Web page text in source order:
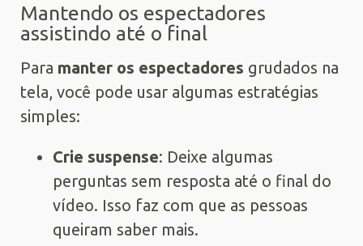
Mantendo os espectadores
assistindo até o final
Para manter os espectadores grudados na
tela, você pode usar algumas estratégias
simples:
Crie suspense: Deixe algumas
perguntas sem resposta até o final do
vídeo. Isso faz com que as pessoas
queiram saber mais.